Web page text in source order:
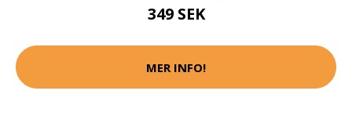
349 SEK
MER INFO!